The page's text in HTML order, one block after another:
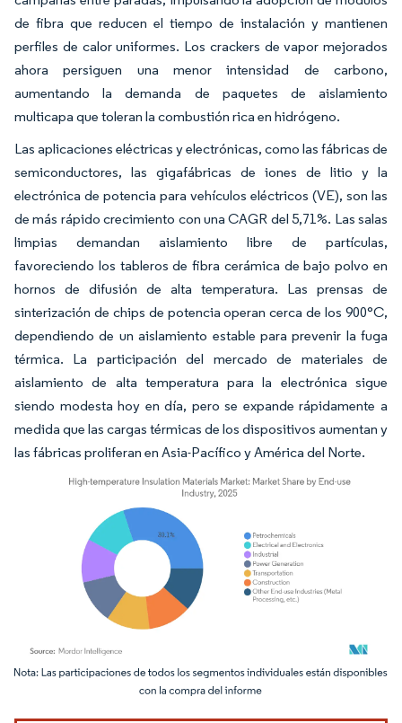
de fibra que reducen el tiempo de instalación y mantienen
perfiles de calor uniformes. Los crackers de vapor mejorados
ahora persiguen una menor intensidad de carbono,
aumentando la demanda de paquetes de aislamiento
multicapa que toleran la combustión rica en hidrógeno.
Las aplicaciones eléctricas y electrónicas, como las fábricas de
semiconductores, las gigafábricas de iones de litio y la
electrónica de potencia para vehículos eléctricos (VE), son las
de más rápido crecimiento con una CAGR del 5,71%. Las salas
limpias demandan aislamiento libre de partículas,
favoreciendo los tableros de fibra cerámica de bajo polvo en
hornos de difusión de alta temperatura. Las prensas de
sinterización de chips de potencia operan cerca de los 900°C,
dependiendo de un aislamiento estable para prevenir la fuga
térmica. La participación del mercado de materiales de
aislamiento de alta temperatura para la electrónica sigue
siendo modesta hoy en día, pero se expande rápidamente a
medida que las cargas térmicas de los dispositivos aumentan y
las fábricas proliferan en Asia-Pacífico y América del Norte.
Imagen © Mordor Intelligence. El uso requiere atribución según CC BY 4.0.